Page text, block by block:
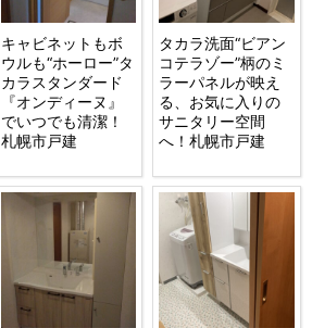
キャビネットもボ
ウルも“ホーロー”タ
カラスタンダード
『オンディーヌ』
でいつでも清潔！
札幌市戸建
タカラ洗面“ビアン
コテラゾー”柄のミ
ラーパネルが映え
る、お気に入りの
サニタリー空間
へ！札幌市戸建